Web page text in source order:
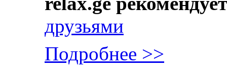
друзьями
Подробнее >>